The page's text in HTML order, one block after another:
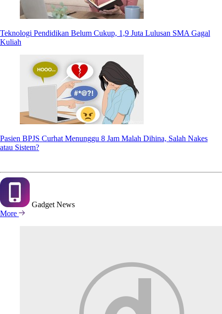
Teknologi Pendidikan Belum Cukup, 1,9 Juta Lulusan SMA Gagal
Kuliah
Pasien BPJS Curhat Menunggu 8 Jam Malah Dihina, Salah Nakes
atau Sistem?
Gadget News
More